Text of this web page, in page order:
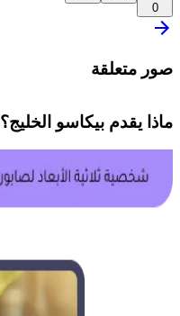
0
صور متعلقة
ماذا يقدم بيكاسو الخليج؟